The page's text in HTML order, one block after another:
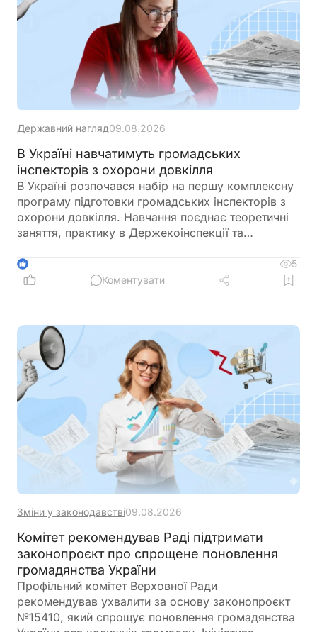
Державний нагляд09.08.2026
В Україні навчатимуть громадських
інспекторів з охорони довкілля
В Україні розпочався набір на першу комплексну
програму підготовки громадських інспекторів з
охорони довкілля. Навчання поєднає теоретичні
заняття, практику в Держекоінспекції та
1
5
Коментувати
Зміни у законодавстві09.08.2026
Комітет рекомендував Раді підтримати
законопроєкт про спрощене поновлення
громадянства України
Профільний комітет Верховної Ради
рекомендував ухвалити за основу законопроєкт
№15410, який спрощує поновлення громадянства